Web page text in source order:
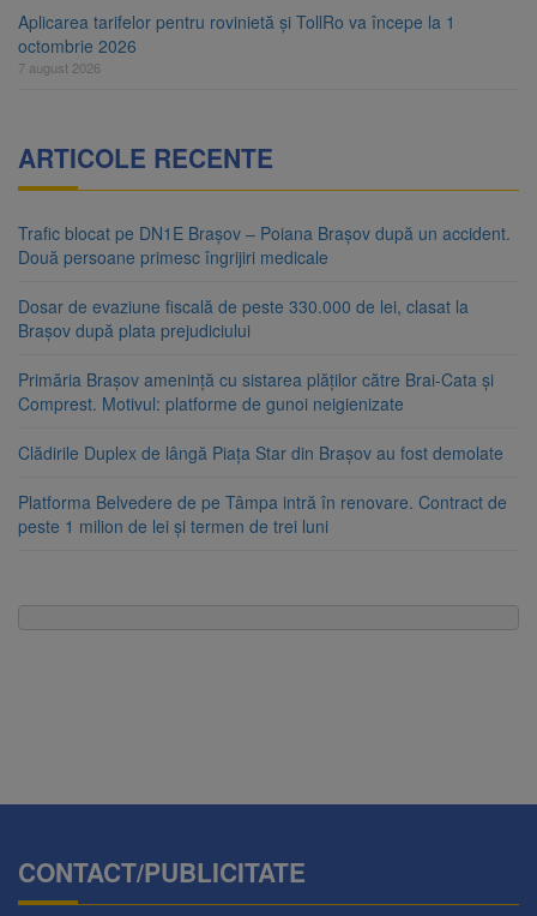
Aplicarea tarifelor pentru rovinietă și TollRo va începe la 1
octombrie 2026
7 august 2026
ARTICOLE RECENTE
Trafic blocat pe DN1E Brașov – Poiana Brașov după un accident.
Două persoane primesc îngrijiri medicale
Dosar de evaziune fiscală de peste 330.000 de lei, clasat la
Brașov după plata prejudiciului
Primăria Brașov amenință cu sistarea plăților către Brai-Cata și
Comprest. Motivul: platforme de gunoi neigienizate
Clădirile Duplex de lângă Piața Star din Brașov au fost demolate
Platforma Belvedere de pe Tâmpa intră în renovare. Contract de
peste 1 milion de lei și termen de trei luni
CONTACT/PUBLICITATE